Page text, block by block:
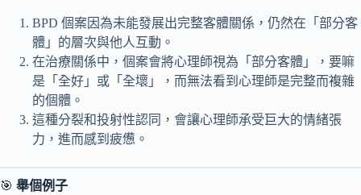
BPD 個案因為未能發展出完整客體關係，仍然在「部分客
體」的層次與他人互動。
在治療關係中，個案會將心理師視為「部分客體」，要嘛
是「全好」或「全壞」，而無法看到心理師是完整而複雜
的個體。
這種分裂和投射性認同，會讓心理師承受巨大的情緒張
力，進而感到疲憊。
🎯 舉個例子